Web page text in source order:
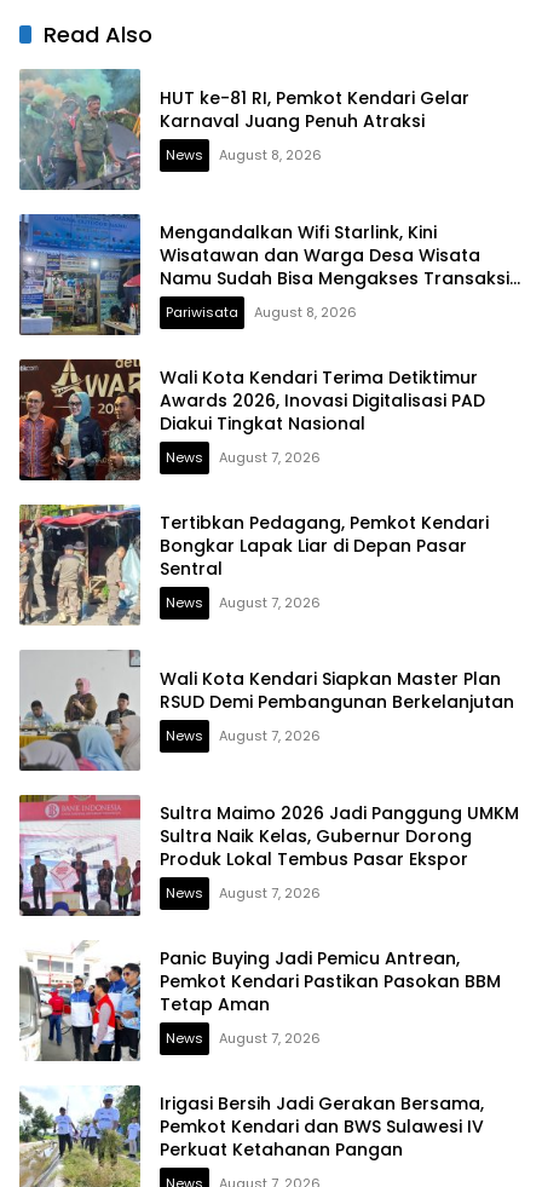
LainRead Also
HUT ke-81 RI, Pemkot Kendari Gelar
Karnaval Juang Penuh Atraksi
News August 8, 2026
Mengandalkan Wifi Starlink, Kini
Wisatawan dan Warga Desa Wisata
Namu Sudah Bisa Mengakses Transaksi
Digital
Pariwisata August 8, 2026
Wali Kota Kendari Terima Detiktimur
Awards 2026, Inovasi Digitalisasi PAD
Diakui Tingkat Nasional
News August 7, 2026
Tertibkan Pedagang, Pemkot Kendari
Bongkar Lapak Liar di Depan Pasar
Sentral
News August 7, 2026
Wali Kota Kendari Siapkan Master Plan
RSUD Demi Pembangunan Berkelanjutan
News August 7, 2026
Sultra Maimo 2026 Jadi Panggung UMKM
Sultra Naik Kelas, Gubernur Dorong
Produk Lokal Tembus Pasar Ekspor
News August 7, 2026
Panic Buying Jadi Pemicu Antrean,
Pemkot Kendari Pastikan Pasokan BBM
Tetap Aman
News August 7, 2026
Irigasi Bersih Jadi Gerakan Bersama,
Pemkot Kendari dan BWS Sulawesi IV
Perkuat Ketahanan Pangan